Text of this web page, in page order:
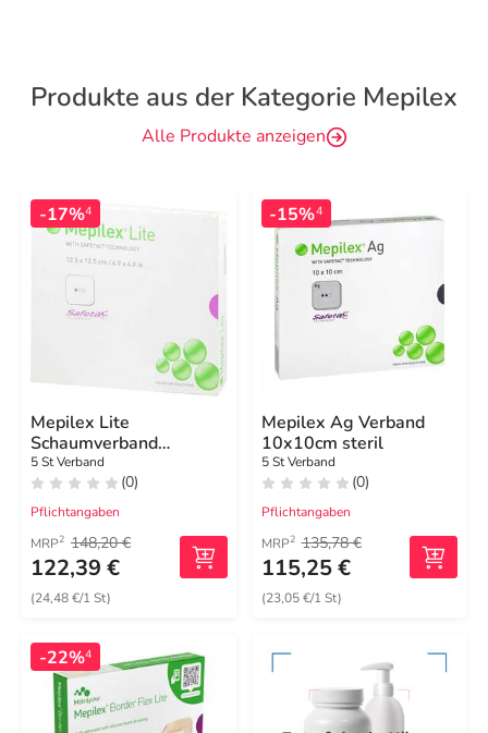
Produkte aus der Kategorie Mepilex
Alle Produkte anzeigen
-17%4
Mepilex Lite
Schaumverband
12,5x12,5cm steril
5 St Verband
(0)
Pflichtangaben
MRP2 148,20 €
122,39 €
(24,48 €/1 St)
-15%4
Mepilex Ag Verband
10x10cm steril
5 St Verband
(0)
Pflichtangaben
MRP2 135,78 €
115,25 €
(23,05 €/1 St)
-22%4